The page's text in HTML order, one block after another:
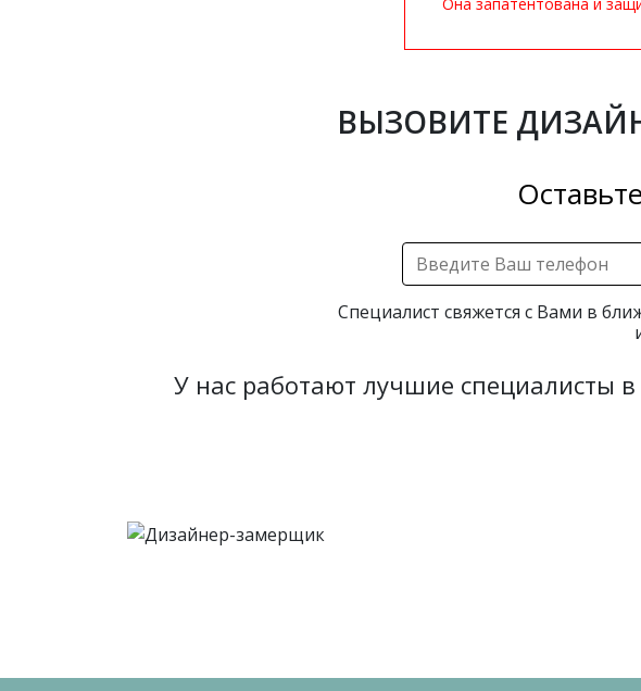
ВЫЗОВИТЕ
Специалист свяжется с Вами в
У нас работают лучшие специалисты